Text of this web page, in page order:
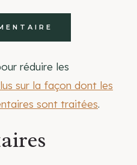
réduire les
sur la façon dont les
sont traitées.